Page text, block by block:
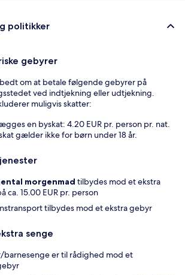
politikker
gebyrer
om at betale følgende gebyrer på
ved indtjekning eller udtjekning.
muligvis skatter:
en byskat: 4.20 EUR pr. person pr. nat.
gælder ikke for børn under 18 år.
morgenmad tilbydes mod et ekstra
ca. 15.00 EUR pr. person
tilbydes mod et ekstra gebyr
senge
barnesenge er til rådighed mod et